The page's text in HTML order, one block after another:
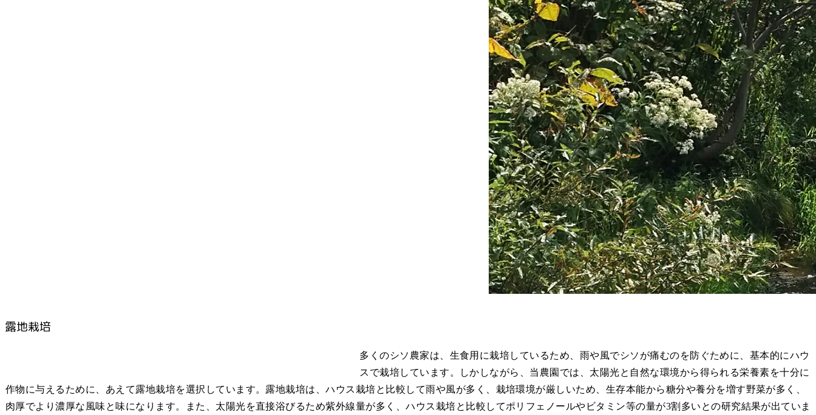
露地栽培
多くのシソ農家は、生食用に栽培しているため、雨や風でシソが痛むのを防ぐために、基本的にハウ
スで栽培しています。しかしながら、当農園では、太陽光と自然な環境から得られる栄養素を十分に
作物に与えるために、あえて露地栽培を選択しています。露地栽培は、ハウス栽培と比較して雨や風が多く、栽培環境が厳しいため、生存本能から糖分や養分を増す野菜が多く、
肉厚でより濃厚な風味と味になります。また、太陽光を直接浴びるため紫外線量が多く、ハウス栽培と比較してポリフェノールやビタミン等の量が3割多いとの研究結果が出ていま